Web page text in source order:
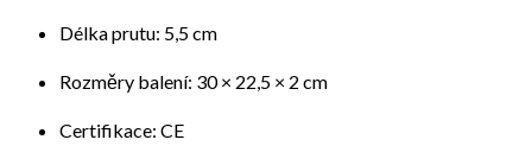
Délka prutu: 5,5 cm
Rozměry balení: 30 × 22,5 × 2 cm
Certifikace: CE